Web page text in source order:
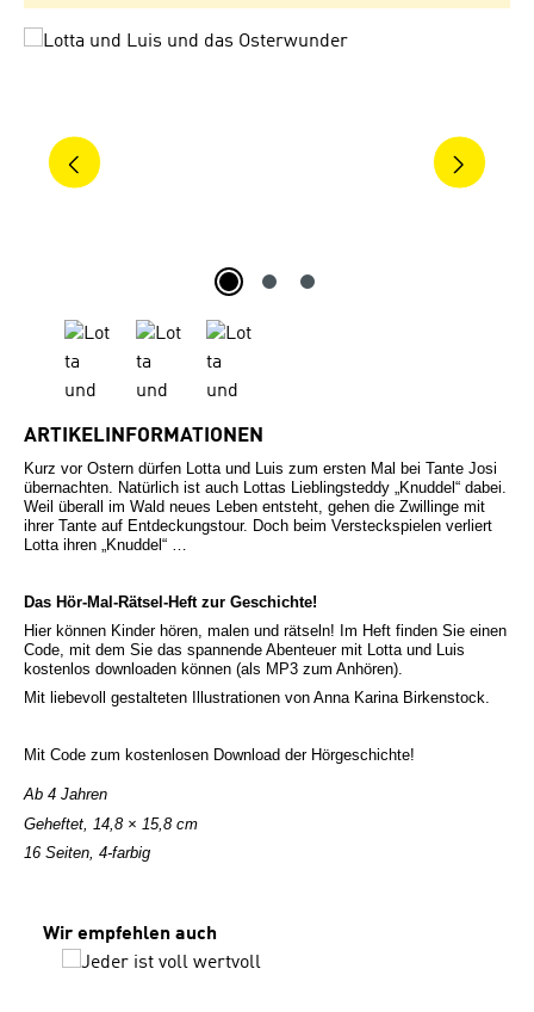
Bildergalerie überspringen
ARTIKELINFORMATIONEN
Kurz vor Ostern dürfen Lotta und Luis zum ersten Mal bei Tante Josi
übernachten. Natürlich ist auch Lottas Lieblingsteddy „Knuddel“ dabei.
Weil überall im Wald neues Leben entsteht, gehen die Zwillinge mit
ihrer Tante auf Entdeckungstour. Doch beim Versteckspielen verliert
Lotta ihren „Knuddel“ …
Das Hör-Mal-Rätsel-Heft zur Geschichte!
Hier können Kinder hören, malen und rätseln! Im Heft finden Sie einen
Code, mit dem Sie das spannende Abenteuer mit Lotta und Luis
kostenlos downloaden können (als MP3 zum Anhören).
Mit liebevoll gestalteten Illustrationen von Anna Karina Birkenstock.
Mit Code zum kostenlosen Download der Hörgeschichte!
Ab 4 Jahren
Geheftet, 14,8 × 15,8 cm
16 Seiten, 4-farbig
Produktgalerie überspringen
Wir empfehlen auch